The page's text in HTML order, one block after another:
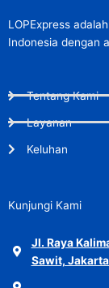
LOPExpress
Indonesia dengan
Tentang Kami
Layanan
Keluhan
Kunjungi Kami
Jl. Raya
Sawit,